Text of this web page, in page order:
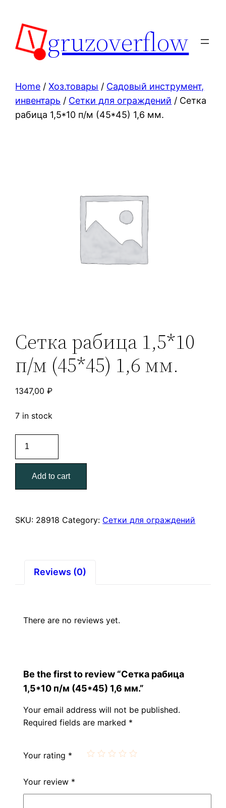
content
gruzoverflow
Home /Хоз.товары / Садовый инструмент,
инвентарь / Сетки для ограждений / Сетка
рабица 1,5*10 п/м (45*45) 1,6 мм.
Сетка рабица 1,5*10
п/м (45*45) 1,6 мм.
1347,00₽
7 in stock
рабица
1,5*10
м
1,6
Add to cart
SKU: 28918 Category: Сетки для ограждений
Reviews (0)
There are no reviews yet.
Be the first to review “Сетка рабица
1,5*10 п/м (45*45) 1,6 мм.”
Your email address will not be published.
Required fields are marked *
Your rating *
Your review *